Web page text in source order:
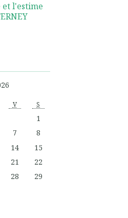
et l'estime
V S
1
7
8
14
15
21
22
28
29